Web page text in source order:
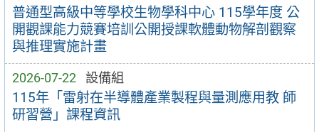
普通型高級中等學校生物學科中心 115學年度 公
開觀課能力競賽培訓公開授課軟體動物解剖觀察
與推理實施計畫
2026-07-22 設備組
115年「雷射在半導體產業製程與量測應用教 師
研習營」課程資訊